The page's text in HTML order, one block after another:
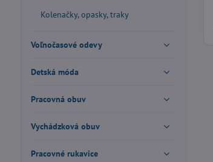
Kolenačky, opasky, traky
Voľnočasové odevy
Detská móda
Pracovná obuv
Vychádzková obuv
Pracovné rukavice